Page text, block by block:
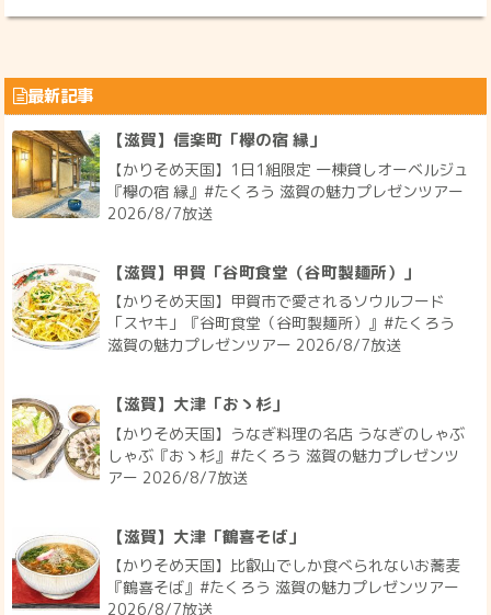
最新記事
【滋賀】信楽町「欅の宿 縁」
【かりそめ天国】1日1組限定 一棟貸しオーベルジュ
『欅の宿 縁』#たくろう 滋賀の魅力プレゼンツアー
2026/8/7放送
【滋賀】甲賀「谷町食堂（谷町製麺所）」
【かりそめ天国】甲賀市で愛されるソウルフード
「スヤキ」『谷町食堂（谷町製麺所）』#たくろう
滋賀の魅力プレゼンツアー 2026/8/7放送
【滋賀】大津「おゝ杉」
【かりそめ天国】うなぎ料理の名店 うなぎのしゃぶ
しゃぶ『おゝ杉』#たくろう 滋賀の魅力プレゼンツ
アー 2026/8/7放送
【滋賀】大津「鶴喜そば」
【かりそめ天国】比叡山でしか食べられないお蕎麦
『鶴喜そば』#たくろう 滋賀の魅力プレゼンツアー
2026/8/7放送